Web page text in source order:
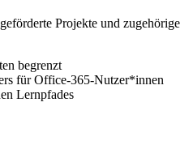
Projekte und zugehörige
begrenzt
für Office-365-Nutzer*innen
Lernpfades